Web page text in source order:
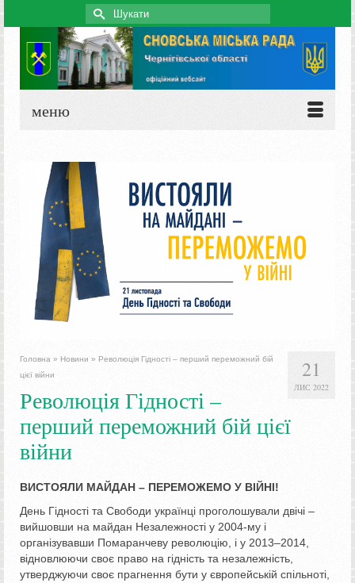
Search
for:
меню
21
ЛИС 2022
Головна » Новини » Революція Гідності – перший переможний бій
цієї війни
Революція Гідності –
перший переможний бій цієї
війни
ВИСТОЯЛИ МАЙДАН – ПЕРЕМОЖЕМО У ВІЙНІ!
День Гідності та Свободи українці проголошували двічі –
вийшовши на майдан Незалежності у 2004-му і
організувавши Помаранчеву революцію, і у 2013–2014,
відновлюючи своє право на гідність та незалежність,
утверджуючи своє прагнення бути у європейській спільноті,